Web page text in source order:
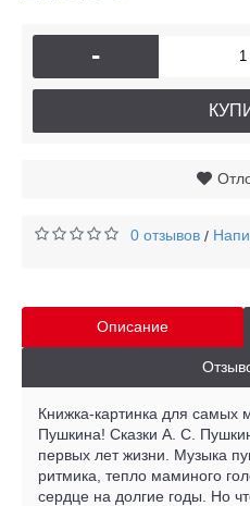
-
0 отзывов /
Описание
Книжка-картинка для самых
Пушкина! Сказки А. С.
первых лет жизни. Музыка
ритмика, тепло маминого
сердце на долгие годы. Но